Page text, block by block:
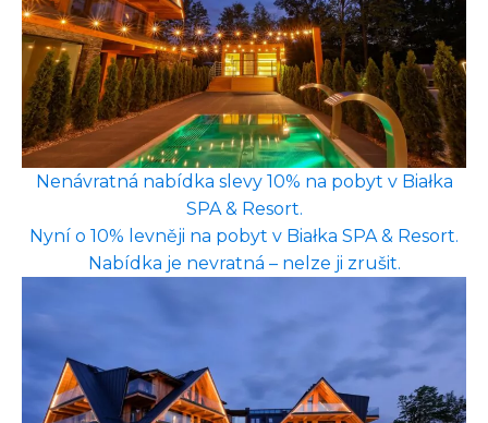
Nenávratná nabídka slevy 10% na pobyt v Białka
SPA & Resort.
Nyní o 10% levněji na pobyt v Białka SPA & Resort.
Nabídka je nevratná – nelze ji zrušit.